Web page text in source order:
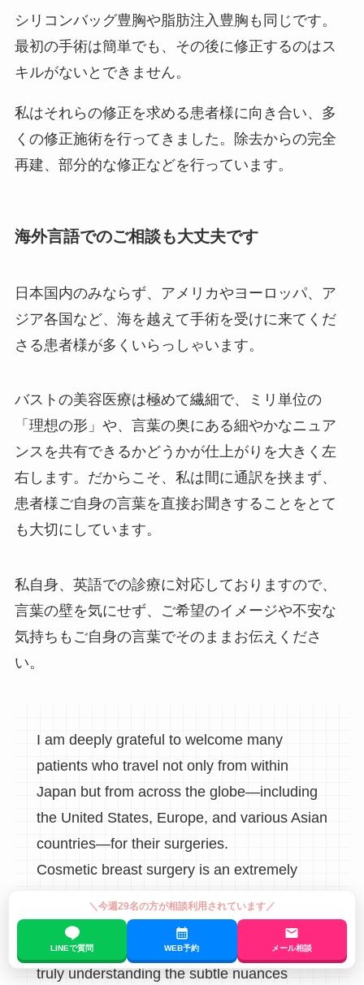
シリコンバッグ豊胸や脂肪注入豊胸も同じです。
最初の手術は簡単でも、その後に修正するのはス
キルがないとできません。
私はそれらの修正を求める患者様に向き合い、多
くの修正施術を行ってきました。除去からの完全
再建、部分的な修正などを行っています。
海外言語でのご相談も大丈夫です
日本国内のみならず、アメリカやヨーロッパ、ア
ジア各国など、海を越えて手術を受けに来てくだ
さる患者様が多くいらっしゃいます。
バストの美容医療は極めて繊細で、ミリ単位の
「理想の形」や、言葉の奥にある細やかなニュア
ンスを共有できるかどうかが仕上がりを大きく左
右します。だからこそ、私は間に通訳を挟まず、
患者様ご自身の言葉を直接お聞きすることをとて
も大切にしています。
私自身、英語での診療に対応しておりますので、
言葉の壁を気にせず、ご希望のイメージや不安な
気持ちもご自身の言葉でそのままお伝えくださ
い。
I am deeply grateful to welcome many
patients who travel not only from within
Japan but from across the globe—including
the United States, Europe, and various Asian
countries—for their surgeries.
Cosmetic breast surgery is an extremely
heavily on sharing a precise, millimeter-
accurate vision of your "ideal shape" and
truly understanding the subtle nuances
＼今週29名の方が相談利用されています／
LINEで質問 WEB予約 メール相談